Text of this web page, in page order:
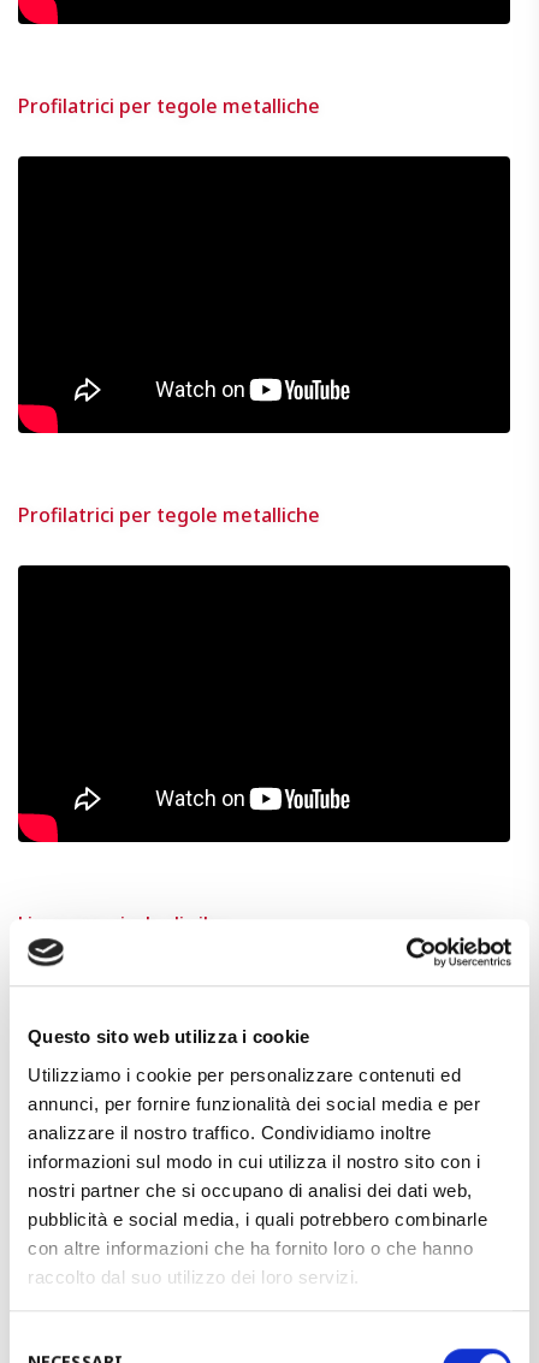
Questo sito web utilizza i cookie
Utilizziamo i cookie per personalizzare contenuti ed
annunci, per fornire funzionalità dei social media e per
analizzare il nostro traffico. Condividiamo inoltre
informazioni sul modo in cui utilizza il nostro sito con i
nostri partner che si occupano di analisi dei dati web,
pubblicità e social media, i quali potrebbero combinarle
con altre informazioni che ha fornito loro o che hanno
raccolto dal suo utilizzo dei loro servizi.
Profilatrici per tegole metalliche
Profilatrici per tegole metalliche
Linee per virole di silos
Infrastrutture